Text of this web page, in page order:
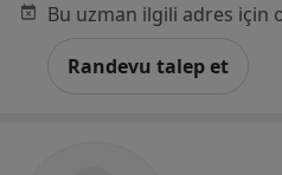
Randevu talep et